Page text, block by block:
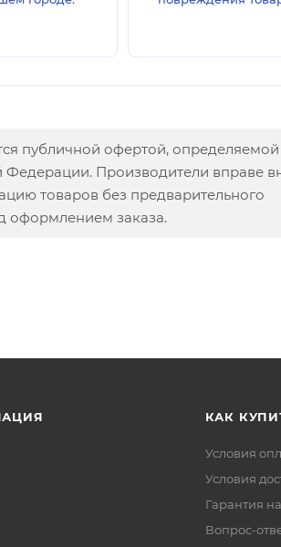
публичной офертой, определяемой
Производители вправе
товаров без предварительного
оформлением заказа.
КАК
Условия
Условия
Гарантия
Вопрос-